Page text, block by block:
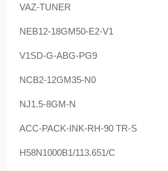
VAZ-TUNER
NEB12-18GM50-E2-V1
V1SD-G-ABG-PG9
NCB2-12GM35-N0
NJ1.5-8GM-N
ACC-PACK-INK-RH-90 TR-S
H58N1000B1/113.651/C